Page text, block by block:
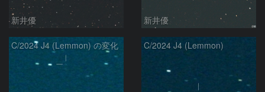
新井優 新井優
C/2024 J4 (Lemmon) の変化 C/2024 J4 (Lemmon)